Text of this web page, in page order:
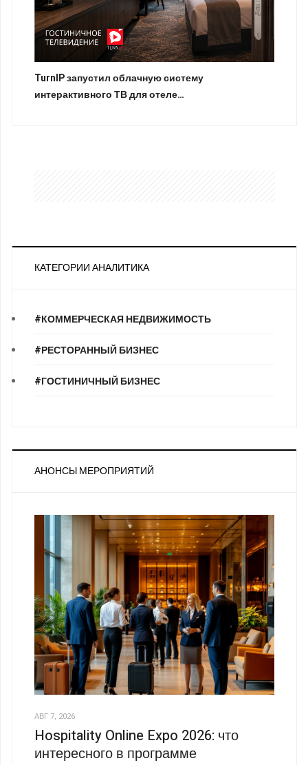
TurnIP запустил облачную систему
интерактивного ТВ для отеле…
КАТЕГОРИИ АНАЛИТИКА
#КОММЕРЧЕСКАЯ НЕДВИЖИМОСТЬ
#РЕСТОРАННЫЙ БИЗНЕС
#ГОСТИНИЧНЫЙ БИЗНЕС
АНОНСЫ МЕРОПРИЯТИЙ
АВГ 7, 2026
Hospitality Online Expo 2026: что
интересного в программе